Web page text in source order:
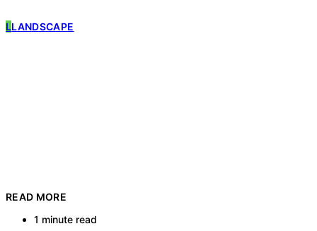
LLANDSCAPE
READ MORE
1 minute read